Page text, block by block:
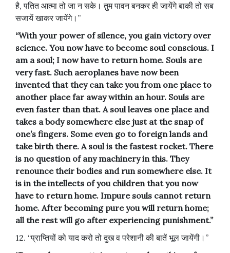
है, पतित आत्मा तो जा न सके। तुम पावन बनकर ही जायेंगे बाकी तो सब
सजायें खाकर जायेंगे।”
“With your power of silence, you gain victory over
science. You now have to become soul conscious. I
am a soul; I now have to return home. Souls are
very fast. Such aeroplanes have now been
invented that they can take you from one place to
another place far away within an hour. Souls are
even faster than that. A soul leaves one place and
takes a body somewhere else just at the snap of
one’s fingers. Some even go to foreign lands and
take birth there. A soul is the fastest rocket. There
is no question of any machinery in this. They
renounce their bodies and run somewhere else. It
is in the intellects of you children that you now
have to return home. Impure souls cannot return
home. After becoming pure you will return home;
all the rest will go after experiencing punishment.”
12. “प्राप्तियों को याद करो तो दुख व परेशानी की बातें भूल जायेंगी।”